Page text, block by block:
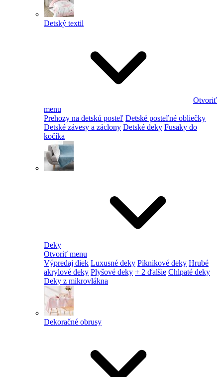
Detský textil
Otvoriť
menu
Prehozy na detskú posteľ Detské posteľné obliečky
Detské závesy a záclony Detské deky Fusaky do
kočíka
Deky
Otvoriť menu
Výpredaj diek Luxusné deky Piknikové deky Hrubé
akrylové deky Plyšové deky + 2 ďalšie Chlpaté deky
Deky z mikrovlákna
Dekoračné obrusy